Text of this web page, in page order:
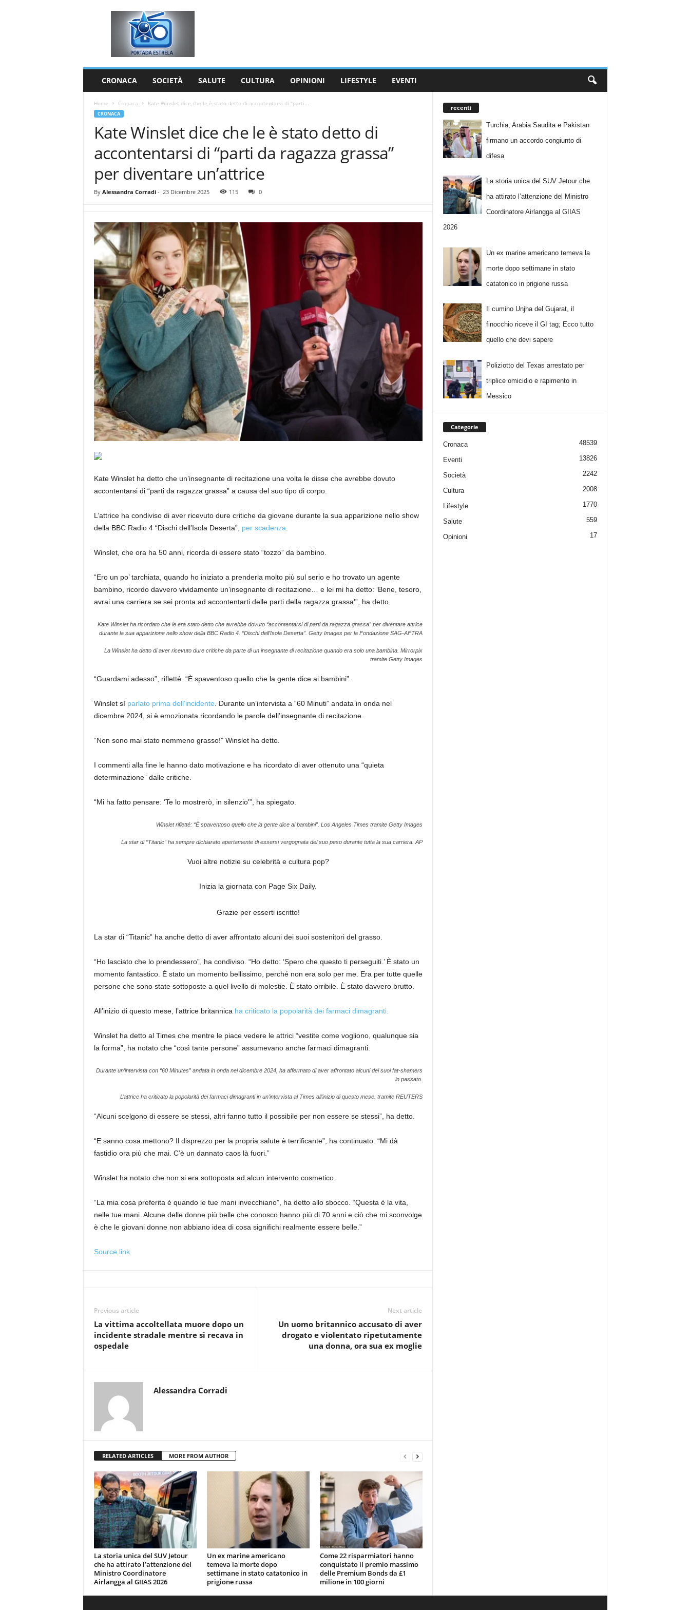
CRONACA SOCIETÀ SALUTE CULTURA OPINIONI LIFESTYLE EVENTI
Home Cronaca Kate Winslet dice che le è stato detto di accontentarsi di “parti...
CRONACA
Kate Winslet dice che le è stato detto di
accontentarsi di “parti da ragazza grassa”
per diventare un’attrice
By Alessandra Corradi- 23 Dicembre 2025 115 0
Kate Winslet ha detto che un’insegnante di recitazione una volta le disse che avrebbe dovuto
accontentarsi di “parti da ragazza grassa” a causa del suo tipo di corpo.
L’attrice ha condiviso di aver ricevuto dure critiche da giovane durante la sua apparizione nello show
della BBC Radio 4 “Dischi dell’Isola Deserta”, per scadenza
Winslet, che ora ha 50 anni, ricorda di essere stato “tozzo” da bambino.
“Ero un po’ tarchiata, quando ho iniziato a prenderla molto più sul serio e ho trovato un agente
bambino, ricordo davvero vividamente un’insegnante di recitazione… e lei mi ha detto: ‘Bene, tesoro,
avrai una carriera se sei pronta ad accontentarti delle parti della ragazza grassa’”, ha detto.
Kate Winslet ha ricordato che le era stato detto che avrebbe dovuto “accontentarsi di parti da ragazza grassa” per diventare attrice
durante la sua apparizione nello show della BBC Radio 4. “Dischi dell’Isola Deserta”. Getty Images per la Fondazione SAG-AFTRA
La Winslet ha detto di aver ricevuto dure critiche da parte di un insegnante di recitazione quando era solo una bambina. Mirrorpix
tramite Getty Images
“Guardami adesso”, rifletté. “È spaventoso quello che la gente dice ai bambini”.
Winslet sì parlato prima dell’incidente . Durante un’intervista a “60 Minuti” andata in onda nel
dicembre 2024, si è emozionata ricordando le parole dell’insegnante di recitazione.
“Non sono mai stato nemmeno grasso!” Winslet ha detto.
I commenti alla fine le hanno dato motivazione e ha ricordato di aver ottenuto una “quieta
determinazione” dalle critiche.
“Mi ha fatto pensare: ‘Te lo mostrerò, in silenzio'”, ha spiegato.
Winslet rifletté: “È spaventoso quello che la gente dice ai bambini”. Los Angeles Times tramite Getty Images
La star di “Titanic” ha sempre dichiarato apertamente di essersi vergognata del suo peso durante tutta la sua carriera. AP
Vuoi altre notizie su celebrità e cultura pop?
Inizia la giornata con Page Six Daily.
Grazie per esserti iscritto!
La star di “Titanic” ha anche detto di aver affrontato alcuni dei suoi sostenitori del grasso.
“Ho lasciato che lo prendessero”, ha condiviso. “Ho detto: ‘Spero che questo ti perseguiti.’ È stato un
momento fantastico. È stato un momento bellissimo, perché non era solo per me. Era per tutte quelle
persone che sono state sottoposte a quel livello di molestie. È stato orribile. È stato davvero brutto.
All’inizio di questo mese, l’attrice britannica ha criticato la popolarità dei farmaci dimagranti.
Winslet ha detto al Times che mentre le piace vedere le attrici “vestite come vogliono, qualunque sia
la forma”, ha notato che “così tante persone” assumevano anche farmaci dimagranti.
Durante un’intervista con “60 Minutes” andata in onda nel dicembre 2024, ha affermato di aver affrontato alcuni dei suoi fat-shamers
in passato.
L’attrice ha criticato la popolarità dei farmaci dimagranti in un’intervista al Times all’inizio di questo mese. tramite REUTERS
“Alcuni scelgono di essere se stessi, altri fanno tutto il possibile per non essere se stessi”, ha detto.
“E sanno cosa mettono? Il disprezzo per la propria salute è terrificante”, ha continuato. “Mi dà
fastidio ora più che mai. C’è un dannato caos là fuori.”
Winslet ha notato che non si era sottoposta ad alcun intervento cosmetico.
“La mia cosa preferita è quando le tue mani invecchiano”, ha detto allo sbocco. “Questa è la vita,
nelle tue mani. Alcune delle donne più belle che conosco hanno più di 70 anni e ciò che mi sconvolge
è che le giovani donne non abbiano idea di cosa significhi realmente essere belle.”
Source link
Previous article
La vittima accoltellata muore dopo un
incidente stradale mentre si recava in
ospedale
Next article
Un uomo britannico accusato di aver
drogato e violentato ripetutamente
una donna, ora sua ex moglie
Alessandra Corradi
RELATED ARTICLES MORE FROM AUTHOR
La storia unica del SUV Jetour
che ha attirato l’attenzione del
Ministro Coordinatore
Airlangga al GIIAS 2026
Un ex marine americano
temeva la morte dopo
settimane in stato catatonico in
prigione russa
Come 22 risparmiatori hanno
conquistato il premio massimo
delle Premium Bonds da £1
milione in 100 giorni
recenti
Turchia, Arabia Saudita e Pakistan
firmano un accordo congiunto di
difesa
La storia unica del SUV Jetour che
ha attirato l’attenzione del Ministro
Coordinatore Airlangga al GIIAS
2026
Un ex marine americano temeva la
morte dopo settimane in stato
catatonico in prigione russa
Il cumino Unjha del Gujarat, il
finocchio riceve il GI tag; Ecco tutto
quello che devi sapere
Poliziotto del Texas arrestato per
triplice omicidio e rapimento in
Messico
Categorie
Cronaca 48539
Eventi 13826
Società 2242
Cultura 2008
Lifestyle 1770
Salute 559
Opinioni 17